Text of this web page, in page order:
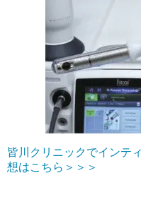
皆川クリニックでインテ
想はこちら＞＞＞